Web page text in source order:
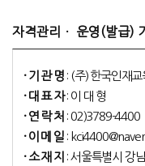
자격관리ㆍ 운영(발급)
· 기 관 명: (주) 한국인재교
· 대 표 자: 이 대 형
· 연 락 처 : 02)3789-4400
· 이 메 일:
· 소 재 지 : 서울특별시 강